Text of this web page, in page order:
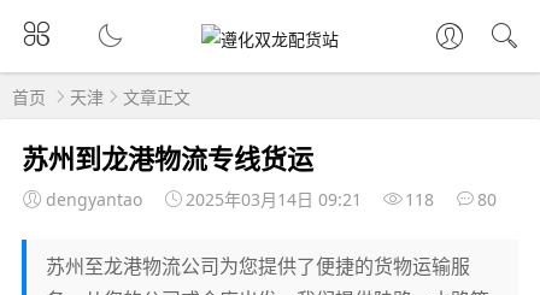
首页 天津 文章正文
苏州到龙港物流专线货运
dengyantao 2025年03月14日 09:21 118 80
苏州至龙港物流公司为您提供了便捷的货物运输服